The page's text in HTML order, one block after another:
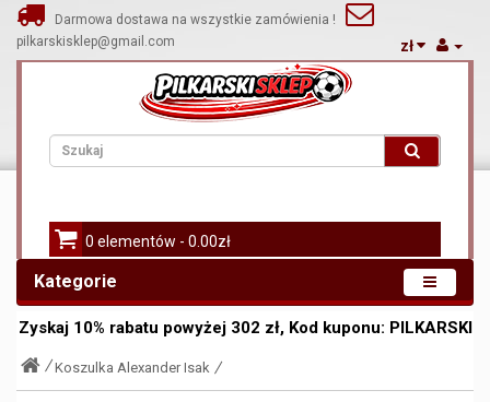
Darmowa dostawa na wszystkie zamówienia !
pilkarskisklep@gmail.com
zł
0 elementów - 0.00zł
Kategorie
Zyskaj 10% rabatu powyżej 302 zł, Kod kuponu: PILKARSKI
Koszulka Alexander Isak